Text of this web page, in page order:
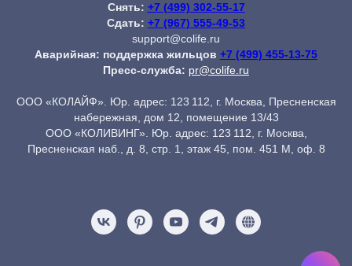
Снять: +7 (499) 302-55-17
Сдать: +7 (967) 555-49-53
support@colife.ru
Аварийная: поддержка жильцов +7 (499) 455-13-75
Пресс-служба: pr@colife.ru
ООО «КОЛАЙФ». Юр. адрес: 123 112, г. Москва, Пресненская
набережная, дом 12, помещение 13/43
ООО «КОЛИВИНГ». Юр. адрес: 123 112, г. Москва,
Пресненская наб., д. 8, стр. 1, этаж 45, пом. 451 М, оф. 8